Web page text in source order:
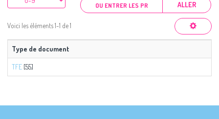
ALLER
Voici les éléments 1-1 de 1
Type de document
TFE [55]